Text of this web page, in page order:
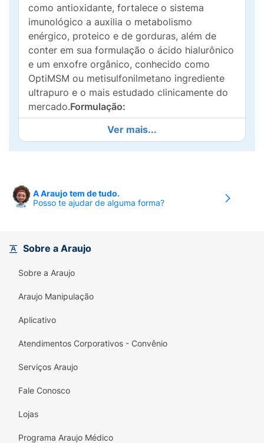
como antioxidante, fortalece o sistema
imunológico a auxilia o metabolismo
enérgico, proteico e de gorduras, além de
conter em sua formulação o ácido hialurônico
e um enxofre orgânico, conhecido como
OptiMSM ou metisulfonilmetano ingrediente
ultrapuro e o mais estudado clinicamente do
mercado.Formulação:
Metilsulfonilmetano (MSM), Vitamina C, Ácido
hialurônico e UC-II® COLÁGENO NÃO
efeitos adversos
abrigo da luz, calor e umidade Após aberto
ácido ascórbico (vitamina C), amido de milho,
hialuronato de sódio obtido pela fermentação
de Streptococcus zoopidemicus (ácido
colágeno tipo II não desnaturado,
antiumectantes silicato de magnésio e
(geleifificante gelatina e corantes amarelo
de quinoleína, azul brilhante FCF e
azorrubina).
Ver mais...
A Araujo tem de tudo.
Posso te ajudar de alguma forma?
Sobre a Araujo
Sobre a Araujo
Araujo Manipulação
Aplicativo
Atendimentos Corporativos - Convênio
Serviços Araujo
Fale Conosco
Lojas
Programa Araujo Médico